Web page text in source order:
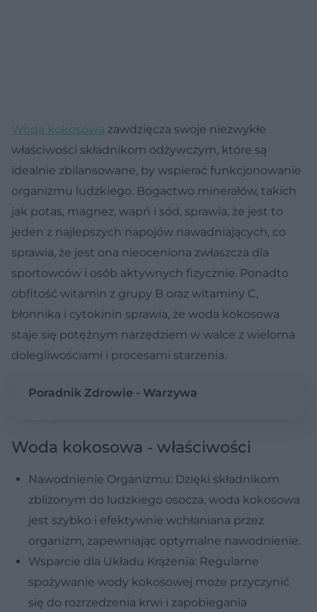
Woda kokosowa zawdzięcza swoje niezwykłe
właściwości składnikom odżywczym, które są
idealnie zbilansowane, by wspierać funkcjonowanie
organizmu ludzkiego. Bogactwo minerałów, takich
jak potas, magnez, wapń i sód, sprawia, że jest to
jeden z najlepszych napojów nawadniających, co
sprawia, że jest ona nieoceniona zwłaszcza dla
sportowców i osób aktywnych fizycznie. Ponadto
obfitość witamin z grupy B oraz witaminy C,
błonnika i cytokinin sprawia, że woda kokosowa
staje się potężnym narzędziem w walce z wieloma
dolegliwościami i procesami starzenia.
Poradnik Zdrowie - Warzywa
Woda kokosowa - właściwości
Nawodnienie Organizmu: Dzięki składnikom
zbliżonym do ludzkiego osocza, woda kokosowa
jest szybko i efektywnie wchłaniana przez
organizm, zapewniając optymalne nawodnienie.
Wsparcie dla Układu Krążenia: Regularne
spożywanie wody kokosowej może przyczynić
się do rozrzedzenia krwi i zapobiegania